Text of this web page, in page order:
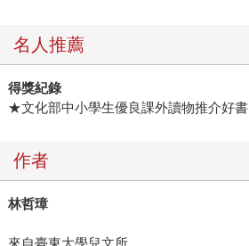
名人推薦
得獎紀錄
★文化部中小學生優良課外讀物推介好書
作者
林哲璋
來自臺東大學兒文所。